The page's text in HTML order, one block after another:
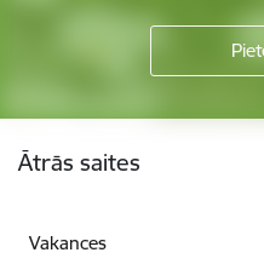
Ātrās saites
Vakances